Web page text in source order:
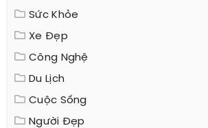
Sức Khỏe
Xe Đẹp
Công Nghệ
Du Lịch
Cuộc Sống
Người Đẹp